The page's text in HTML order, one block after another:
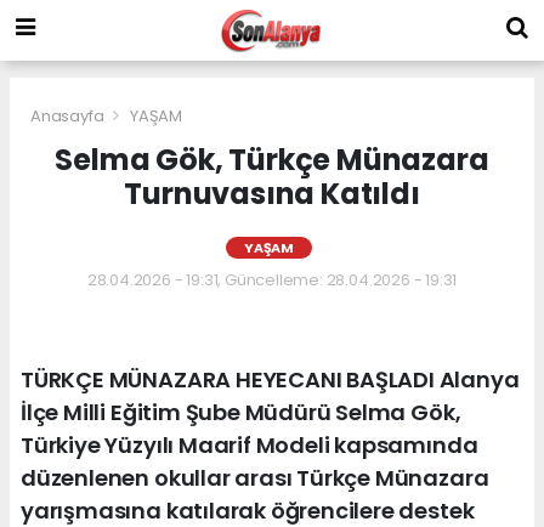
Anasayfa YAŞAM
Selma Gök, Türkçe Münazara
Turnuvasına Katıldı
YAŞAM
28.04.2026 - 19:31, Güncelleme: 28.04.2026 - 19:31
TÜRKÇE MÜNAZARA HEYECANI BAŞLADI Alanya
İlçe Milli Eğitim Şube Müdürü Selma Gök,
Türkiye Yüzyılı Maarif Modeli kapsamında
düzenlenen okullar arası Türkçe Münazara
yarışmasına katılarak öğrencilere destek